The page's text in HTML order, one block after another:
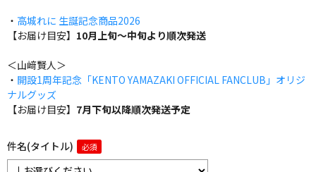
・ 高城れに 生誕記念商品2026
【お届け目安】 10月上旬～中旬より順次発送
＜山﨑賢人＞
・ 開設1周年記念「KENTO YAMAZAKI OFFICIAL FANCLUB」オリジ
ナルグッズ
【お届け目安】 7月下旬以降順次発送予定
件名(タイトル)